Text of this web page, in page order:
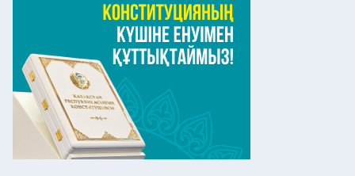
Елорда жаңалықтары
Көзқарас
Саясат
Видео
Әлеумет
Экономика
Спорт
Мәдениет